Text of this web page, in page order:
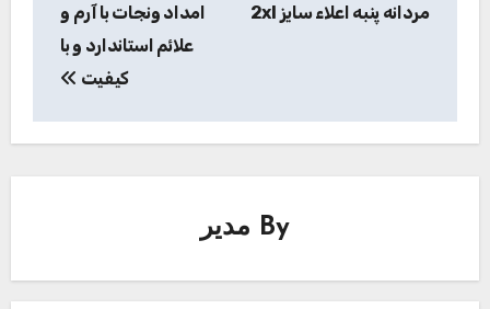
مردانه پنبه اعلاء سایز 2xl
امداد ونجات با آرم و
علائم استاندارد و با
کیفیت
By مدیر